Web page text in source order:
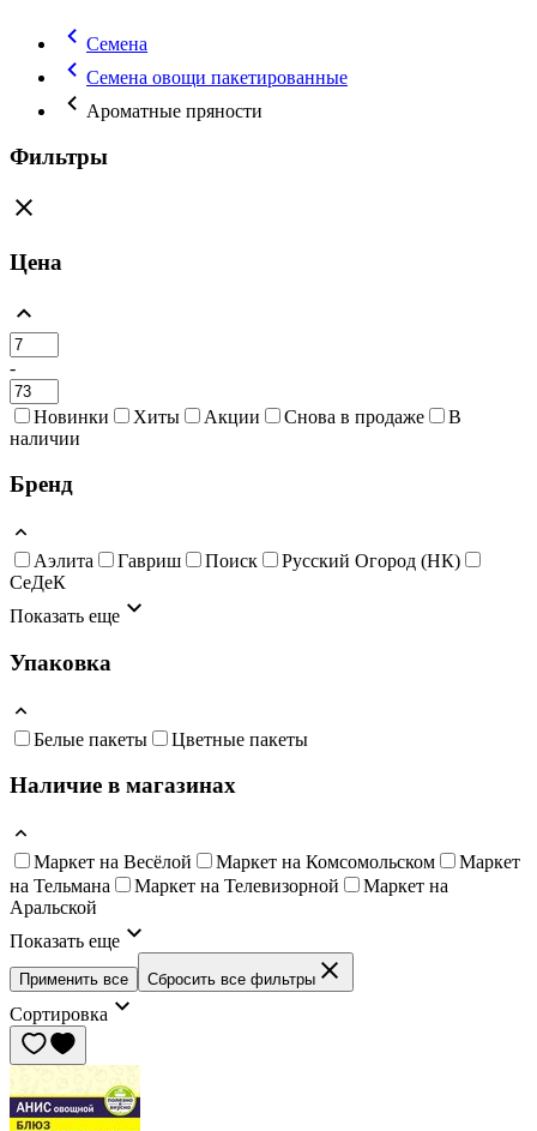
Семена
Семена овощи пакетированные
Ароматные пряности
Фильтры
Цена
-
Новинки Хиты Акции Снова в продаже
В
наличии
Бренд
Аэлита Гавриш Поиск
Русский Огород (НК)
СеДеК
Показать еще
Упаковка
Белые пакеты Цветные пакеты
Наличие в магазинах
Маркет на Весёлой Маркет на Комсомольском
Маркет
на Тельмана
Маркет на Телевизорной
Маркет на
Аральской
Показать еще
Применить все Сбросить все фильтры
Сортировка